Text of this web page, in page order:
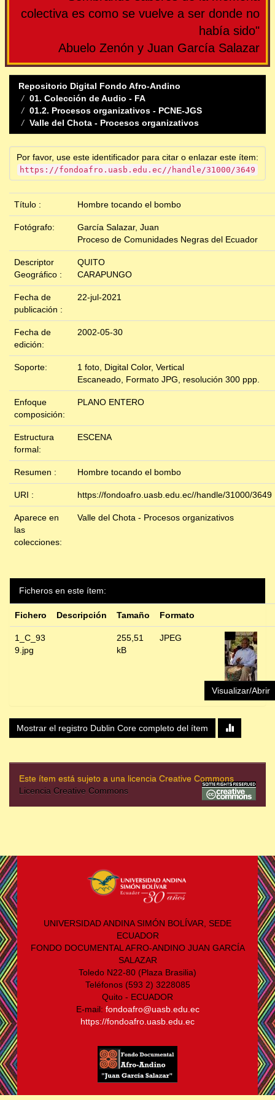
colectiva es como se vuelve a ser donde no
había sido"
Abuelo Zenón y Juan García Salazar
Repositorio Digital Fondo Afro-Andino
01. Colección de Audio - FA
01.2. Procesos organizativos - PCNE-JGS
Valle del Chota - Procesos organizativos
Por favor, use este identificador para citar o enlazar este ítem:
https://fondoafro.uasb.edu.ec//handle/31000/3649
Título : Hombre tocando el bombo
Fotógrafo:
García Salazar, Juan
Proceso de Comunidades Negras del Ecuador
Descriptor
Geográfico :
QUITO
CARAPUNGO
Fecha de
publicación :
22-jul-2021
Fecha de
edición:
2002-05-30
Soporte:
1 foto, Digital Color, Vertical
Escaneado, Formato JPG, resolución 300 ppp.
Enfoque
composición:
PLANO ENTERO
Estructura
formal:
ESCENA
Resumen : Hombre tocando el bombo
URI : https://fondoafro.uasb.edu.ec//handle/31000/3649
Aparece en
las
colecciones:
Valle del Chota - Procesos organizativos
Ficheros en este ítem:
Fichero Descripción Tamaño Formato
1_C_93
9.jpg
255,51
kB
JPEG
Visualizar/Abrir
Mostrar el registro Dublin Core completo del ítem
Este ítem está sujeto a una licencia Creative Commons
Licencia Creative Commons
UNIVERSIDAD ANDINA SIMÓN BOLÍVAR, SEDE
ECUADOR
FONDO DOCUMENTAL AFRO-ANDINO JUAN GARCÍA
SALAZAR
Toledo N22-80 (Plaza Brasilia)
Teléfonos (593 2) 3228085
Quito - ECUADOR
E-mail: fondoafro@uasb.edu.ec
https://fondoafro.uasb.edu.ec